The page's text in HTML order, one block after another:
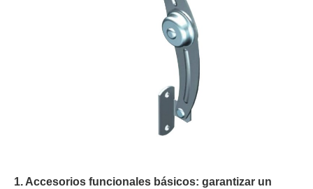
1. Accesorios funcionales básicos: garantizar un